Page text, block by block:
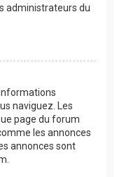
administrateurs du
naviguez. Les
page du forum
les annonces
annonces sont